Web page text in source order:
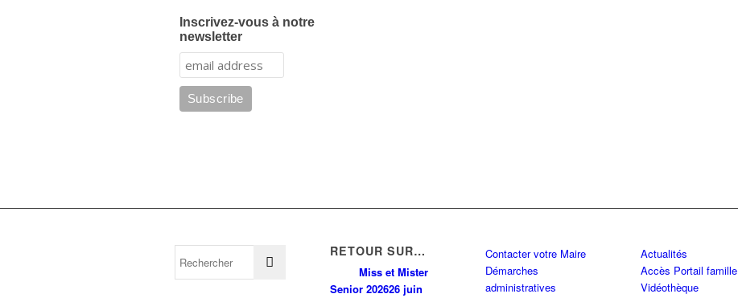
Inscrivez-vous à notre
newsletter
RETOUR SUR…
Miss et Mister
Senior 202626 juin
Contacter votre Maire
Démarches
administratives
Actualités
Accès Portail famille
Vidéothèque